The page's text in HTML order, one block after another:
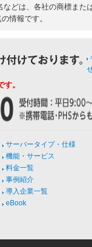
どは、各社の商標また
情報です。
。
サーバータイプ・仕様
機能・サービス
料金一覧
事例紹介
導入企業一覧
eBook